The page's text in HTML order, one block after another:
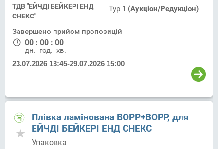
ТДВ "ЕЙЧДІ БЕЙКЕРІ ЕНД
СНЕКС"
Тур 1 (Аукціон/Редукціон)
Завершено прийом пропозицій
00 : 00 : 00
дн. год. хв.
23.07.2026 13:45-29.07.2026 15:00
Плівка ламінована ВОРР+ВОРР, для
ЕЙЧДІ БЕЙКЕРІ ЕНД СНЕКС
Упаковка